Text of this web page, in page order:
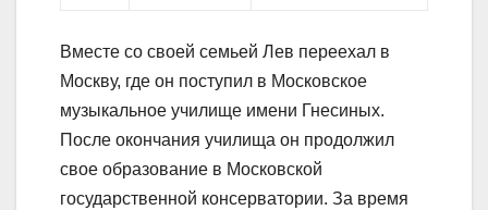
Вместе со своей семьей Лев переехал в
Москву, где он поступил в Московское
музыкальное училище имени Гнесиных.
После окончания училища он продолжил
свое образование в Московской
государственной консерватории. За время